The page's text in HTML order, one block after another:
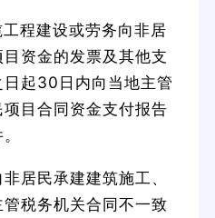
程建设或劳务向非居
资金的发票及其他支
起30日内向当地主管
目合同资金支付报告
居民承建建筑施工、
税务机关合同不一致